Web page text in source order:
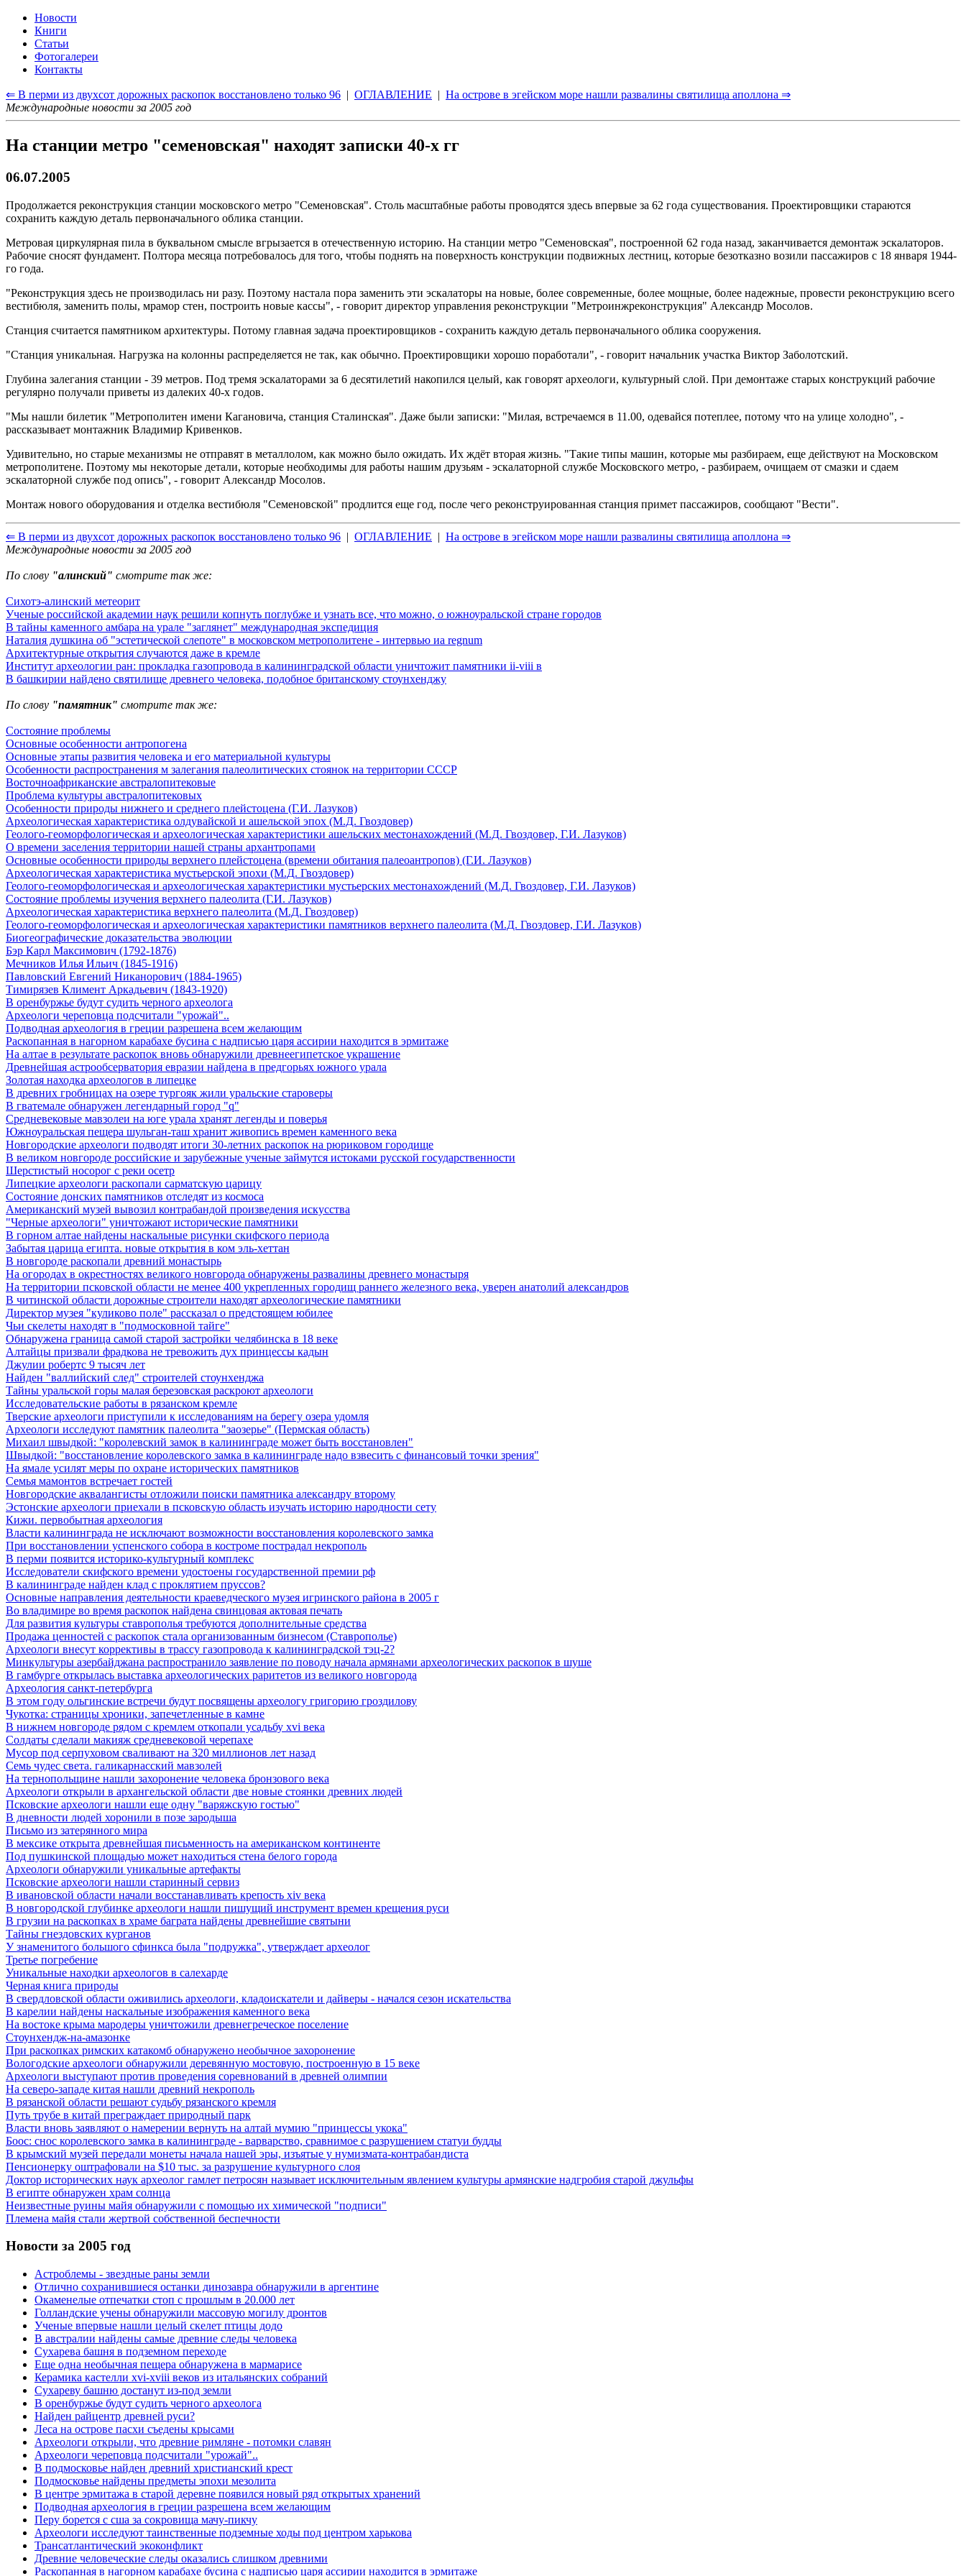
Новости
Книги
Статьи
Фотогалереи
Контакты
⇐ В перми из двухсот дорожных раскопок восстановлено только 96 | ОГЛАВЛЕНИЕ | На острове в эгейском море нашли развалины святилища аполлона ⇒
Международные новости за 2005 год
На станции метро "семеновская" находят записки 40-х гг
06.07.2005
Продолжается реконструкция станции московского метро "Семеновская". Столь масштабные работы проводятся здесь впервые за 62 года существования. Проектировщики стараются
сохранить каждую деталь первоначального облика станции.
Метровая циркулярная пила в буквальном смысле вгрызается в отечественную историю. На станции метро "Семеновская", построенной 62 года назад, заканчивается демонтаж эскалаторов.
Рабочие сносят фундамент. Полтора месяца потребовалось для того, чтобы поднять на поверхность конструкции подвижных лестниц, которые безотказно возили пассажиров с 18 января 1944-
го года.
"Реконструкция здесь не производилась ни разу. Поэтому настала пора заменить эти эскалаторы на новые, более современные, более мощные, более надежные, провести реконструкцию всего
вестибюля, заменить полы, мрамор стен, построить новые кассы", - говорит директор управления реконструкции "Метроинжреконструкция" Александр Мосолов.
Станция считается памятником архитектуры. Потому главная задача проектировщиков - сохранить каждую деталь первоначального облика сооружения.
"Станция уникальная. Нагрузка на колонны распределяется не так, как обычно. Проектировщики хорошо поработали", - говорит начальник участка Виктор Заболотский.
Глубина залегания станции - 39 метров. Под тремя эскалаторами за 6 десятилетий накопился целый, как говорят археологи, культурный слой. При демонтаже старых конструкций рабочие
регулярно получали приветы из далеких 40-х годов.
"Мы нашли билетик "Метрополитен имени Кагановича, станция Сталинская". Даже были записки: "Милая, встречаемся в 11.00, одевайся потеплее, потому что на улице холодно", -
рассказывает монтажник Владимир Кривенков.
Удивительно, но старые механизмы не отправят в металлолом, как можно было ожидать. Их ждёт вторая жизнь. "Такие типы машин, которые мы разбираем, еще действуют на Московском
метрополитене. Поэтому мы некоторые детали, которые необходимы для работы нашим друзьям - эскалаторной службе Московского метро, - разбираем, очищаем от смазки и сдаем
эскалаторной службе под опись", - говорит Александр Мосолов.
Монтаж нового оборудования и отделка вестибюля "Семеновской" продлится еще год, после чего реконструированная станция примет пассажиров, сообщают "Вести".
⇐ В перми из двухсот дорожных раскопок восстановлено только 96 | ОГЛАВЛЕНИЕ | На острове в эгейском море нашли развалины святилища аполлона ⇒
Международные новости за 2005 год
По слову "алинский" смотрите так же:
Сихотэ-алинский метеорит
Ученые российской академии наук решили копнуть поглубже и узнать все, что можно, о южноуральской стране городов
В тайны каменного амбара на урале "заглянет" международная экспедиция
Наталия душкина об "эстетической слепоте" в московском метрополитене - интервью иа regnum
Архитектурные открытия случаются даже в кремле
Институт археологии ран: прокладка газопровода в калининградской области уничтожит памятники ii-viii в
В башкирии найдено святилище древнего человека, подобное британскому стоунхенджу
По слову "памятник" смотрите так же:
Состояние проблемы
Основные особенности антропогена
Основные этапы развития человека и его материальной культуры
Особенности распространения м залегания палеолитических стоянок на территории СССР
Восточноафриканские австралопитековые
Проблема культуры австралопитековых
Особенности природы нижнего и среднего плейстоцена (Г.И. Лазуков)
Археологическая характеристика олдувайской и ашельской эпох (М.Д. Гвоздовер)
Геолого-геоморфологическая и археологическая характеристики ашельских местонахождений (М.Д. Гвоздовер, Г.И. Лазуков)
О времени заселения территории нашей страны архантропами
Основные особенности природы верхнего плейстоцена (времени обитания палеоантропов) (Г.И. Лазуков)
Археологическая характеристика мустьерской эпохи (М.Д. Гвоздовер)
Геолого-геоморфологическая и археологическая характеристики мустьерских местонахождений (М.Д. Гвоздовер, Г.И. Лазуков)
Состояние проблемы изучения верхнего палеолита (Г.И. Лазуков)
Археологическая характеристика верхнего палеолита (М.Д. Гвоздовер)
Геолого-геоморфологическая и археологическая характеристики памятников верхнего палеолита (М.Д. Гвоздовер, Г.И. Лазуков)
Биогеографические доказательства эволюции
Бэр Карл Максимович (1792-1876)
Мечников Илья Ильич (1845-1916)
Павловский Евгений Никанорович (1884-1965)
Тимирязев Климент Аркадьевич (1843-1920)
В оренбуржье будут судить черного археолога
Археологи череповца подсчитали "урожай"..
Подводная археология в греции разрешена всем желающим
Раскопанная в нагорном карабахе бусина с надписью царя ассирии находится в эрмитаже
На алтае в результате раскопок вновь обнаружили древнеегипетское украшение
Древнейшая астрообсерватория евразии найдена в предгорьях южного урала
Золотая находка археологов в липецке
В древних гробницах на озере тургояк жили уральские староверы
В гватемале обнаружен легендарный город "q"
Средневековые мавзолеи на юге урала хранят легенды и поверья
Южноуральская пещера шульган-таш хранит живопись времен каменного века
Новгородские археологи подводят итоги 30-летних раскопок на рюриковом городище
В великом новгороде российские и зарубежные ученые займутся истоками русской государственности
Шерстистый носорог с реки осетр
Липецкие археологи раскопали сарматскую царицу
Состояние донских памятников отследят из космоса
Американский музей вывозил контрабандой произведения искусства
"Черные археологи" уничтожают исторические памятники
В горном алтае найдены наскальные рисунки скифского периода
Забытая царица египта. новые открытия в ком эль-хеттан
В новгороде раскопали древний монастырь
На огородах в окрестностях великого новгорода обнаружены развалины древнего монастыря
На территории псковской области не менее 400 укрепленных городищ раннего железного века, уверен анатолий александров
В читинской области дорожные строители находят археологические памятники
Директор музея "куликово поле" рассказал о предстоящем юбилее
Чьи скелеты находят в "подмосковной тайге"
Обнаружена граница самой старой застройки челябинска в 18 веке
Алтайцы призвали фрадкова не тревожить дух принцессы кадын
Джулии робертс 9 тысяч лет
Найден "валлийский след" строителей стоунхенджа
Тайны уральской горы малая березовская раскроют археологи
Исследовательские работы в рязанском кремле
Тверские археологи приступили к исследованиям на берегу озера удомля
Археологи исследуют памятник палеолита "заозерье" (Пермская область)
Михаил швыдкой: "королевский замок в калининграде может быть восстановлен"
Швыдкой: "восстановление королевского замка в калининграде надо взвесить с финансовый точки зрения"
На ямале усилят меры по охране исторических памятников
Семья мамонтов встречает гостей
Новгородские аквалангисты отложили поиски памятника александру второму
Эстонские археологи приехали в псковскую область изучать историю народности сету
Кижи. первобытная археология
Власти калининграда не исключают возможности восстановления королевского замка
При восстановлении успенского собора в костроме пострадал некрополь
В перми появится историко-культурный комплекс
Исследователи скифского времени удостоены государственной премии рф
В калининграде найден клад с проклятием пруссов?
Основные направления деятельности краеведческого музея игринского района в 2005 г
Во владимире во время раскопок найдена свинцовая актовая печать
Для развития культуры ставрополья требуются дополнительные средства
Продажа ценностей с раскопок стала организованным бизнесом (Ставрополье)
Археологи внесут коррективы в трассу газопровода к калининградской тэц-2?
Минкультуры азеpбайджана распространило заявление по поводу начала аpмянами археологических раскопок в шуше
В гамбурге открылась выставка археологических раритетов из великого новгорода
Археология санкт-петербурга
В этом году ольгинские встречи будут посвящены археологу григорию гроздилову
Чукотка: страницы хроники, запечетленные в камне
В нижнем новгороде рядом с кремлем откопали усадьбу xvi века
Солдаты сделали макияж средневековой черепахе
Мусор под cерпуховом сваливают на 320 миллионов лет назад
Семь чудес света. галикарнасский мавзолей
На тернопольщине нашли захоронение человека бронзового века
Археологи открыли в архангельской области две новые стоянки древних людей
Псковские археологи нашли еще одну "варяжскую гостью"
В дневности людей хоронили в позе зародыша
Письмо из затерянного мира
В мексике открыта древнейшая письменность на американском континенте
Под пушкинской площадью может находиться стена белого города
Археологи обнаружили уникальные артефакты
Псковские археологи нашли старинный сервиз
В ивановской области начали восстанавливать крепость xiv века
В новгородской глубинке археологи нашли пишущий инструмент времен крещения руси
В грузии на раскопках в храме баграта найдены древнейшие святыни
Тайны гнездовских курганов
У знаменитого большого сфинкса была "подружка", утверждает археолог
Третье погребение
Уникальные находки археологов в салехарде
Черная книга природы
В свердловской области оживились археологи, кладоискатели и дайверы - начался сезон искательства
В карелии найдены наскальные изображения каменного века
На востоке крыма мародеры уничтожили древнегреческое поселение
Стоунхендж-на-амазонке
При раскопках римских катакомб обнаружено необычное захоронение
Вологодские археологи обнаружили деревянную мостовую, построенную в 15 веке
Археологи выступают против проведения соревнований в древней олимпии
На северо-западе китая нашли древний некрополь
В рязанской области решают судьбу рязанского кремля
Путь трубе в китай преграждает природный парк
Власти вновь заявляют о намерении вернуть на алтай мумию "принцессы укока"
Боос: снос королевского замка в калининграде - варварство, сравнимое с разрушением статуи будды
В крымский музей передали монеты начала нашей эры, изъятые у нумизмата-контрабандиста
Пенсионерку оштрафовали на $10 тыс. за разрушение культурного слоя
Доктор исторических наук археолог гамлет петросян называет исключительным явлением культуры армянские надгробия старой джульфы
В египте обнаружен храм солнца
Неизвестные руины майя обнаружили с помощью их химической "подписи"
Племена майя стали жертвой собственной беспечности
Новости за 2005 год
Астроблемы - звездные раны земли
Отлично сохранившиеся останки динозавра обнаружили в аргентине
Окаменелые отпечатки стоп с прошлым в 20.000 лет
Голландские учены обнаружили массовую могилу дронтов
Ученые впервые нашли целый скелет птицы додо
В австралии найдены самые древние следы человека
Сухарева башня в подземном переходе
Еще одна необычная пещера обнаружена в мармарисе
Керамика кастелли xvi-xviii веков из итальянских собраний
Сухареву башню достанут из-под земли
В оренбуржье будут судить черного археолога
Найден райцентр древней руси?
Леса на острове пасхи съедены крысами
Археологи открыли, что древние римляне - потомки славян
Археологи череповца подсчитали "урожай"..
В подмосковье найден древний христианский крест
Подмосковье найдены предметы эпохи мезолита
В центре эрмитажа в старой деревне появился новый ряд открытых хранений
Подводная археология в греции разрешена всем желающим
Перу борется с сша за сокровища мачу-пикчу
Археологи исследуют таинственные подземные ходы под центром харькова
Трансатлантический экоконфликт
Древние человеческие следы оказались слишком древними
Раскопанная в нагорном карабахе бусина с надписью царя ассирии находится в эрмитаже